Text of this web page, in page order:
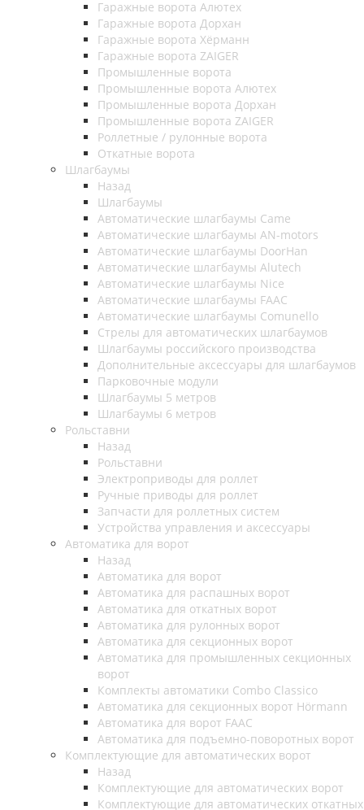
Гаражные ворота Алютех
Гаражные ворота Дорхан
Гаражные ворота Хёрманн
Гаражные ворота ZAIGER
Промышленные ворота
Промышленные ворота Алютех
Промышленные ворота Дорхан
Промышленные ворота ZAIGER
Роллетные / рулонные ворота
Откатные ворота
Шлагбаумы
Назад
Шлагбаумы
Автоматические шлагбаумы Came
Автоматические шлагбаумы AN-motors
Автоматические шлагбаумы DoorHan
Автоматические шлагбаумы Alutech
Автоматические шлагбаумы Nice
Автоматические шлагбаумы FAAC
Автоматические шлагбаумы Comunello
Стрелы для автоматических шлагбаумов
Шлагбаумы российского производства
Дополнительные аксессуары для шлагбаумов
Парковочные модули
Шлагбаумы 5 метров
Шлагбаумы 6 метров
Рольставни
Назад
Рольставни
Электроприводы для роллет
Ручные приводы для роллет
Запчасти для роллетных систем
Устройства управления и аксессуары
Автоматика для ворот
Назад
Автоматика для ворот
Автоматика для распашных ворот
Автоматика для откатных ворот
Автоматика для рулонных ворот
Автоматика для секционных ворот
Автоматика для промышленных секционных
ворот
Комплекты автоматики Combo Classico
Автоматика для секционных ворот Hörmann
Автоматика для ворот FAAC
Автоматика для подъемно-поворотных ворот
Комплектующие для автоматических ворот
Назад
Комплектующие для автоматических ворот
Комплектующие для автоматических откатных